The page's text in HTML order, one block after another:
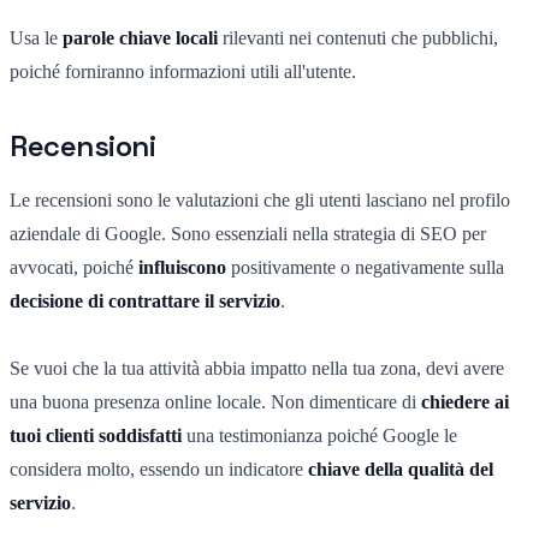
Usa le parole chiave locali rilevanti nei contenuti che pubblichi,
poiché forniranno informazioni utili all'utente.
Recensioni
Le recensioni sono le valutazioni che gli utenti lasciano nel profilo
aziendale di Google. Sono essenziali nella strategia di SEO per
avvocati, poiché influiscono positivamente o negativamente sulla
decisione di contrattare il servizio.
Se vuoi che la tua attività abbia impatto nella tua zona, devi avere
una buona presenza online locale. Non dimenticare di chiedere ai
tuoi clienti soddisfatti una testimonianza poiché Google le
considera molto, essendo un indicatore chiave della qualità del
servizio.